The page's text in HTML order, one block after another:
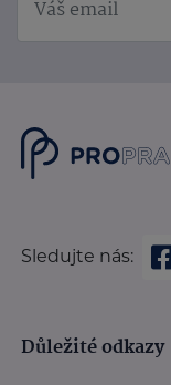
Sledujte nás:
Důležité odkazy